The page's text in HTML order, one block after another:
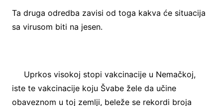
Ta druga odredba zavisi od toga kakva će situacija
sa virusom biti na jesen.
Uprkos visokoj stopi vakcinacije u Nemačkoj,
iste te vakcinacije koju Švabe žele da učine
obaveznom u toj zemlji, beleže se rekordi broja